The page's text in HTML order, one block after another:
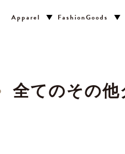
Apparel FashionGoods
全てのその